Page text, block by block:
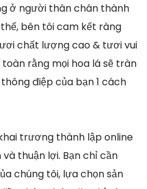
ở người thân chân thành
bên tôi cam kết ràng
chất lượng cao & tươi vui
rằng mọi hoa lá sẽ tràn
điệp của bạn 1 cách
trương thành lập online
thuận lợi. Bạn chỉ cần
chúng tôi, lựa chọn sản